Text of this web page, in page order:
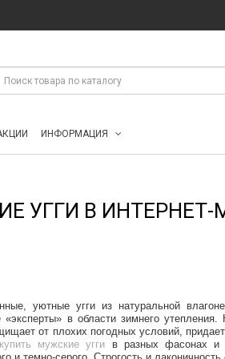
ИНФОРМАЦИЯ
УГГИ В
уютные угги из натуральной
«эксперты» в области зимнего
от плохих погодных условий,
купить мужские угги в разных фасонах и